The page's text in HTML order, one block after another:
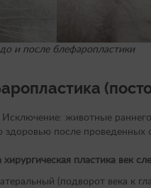
до и после блефаропластики
Исключение: животные
здоровью после проведенных
хирургическая пластика век
(подворот века к